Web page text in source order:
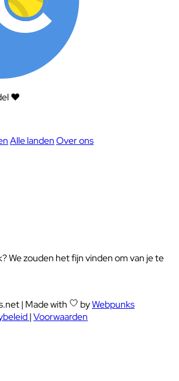
❤️
Alle landenOver ons
We zouden het fijn vinden om van je te
| Made with byWebpunks
|Voorwaarden